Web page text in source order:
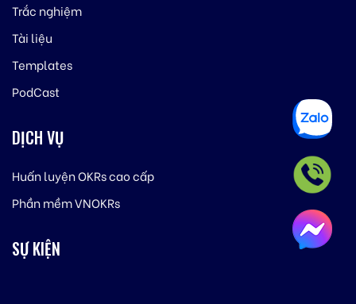
Trắc nghiệm
Tài liệu
Templates
PodCast
DỊCH VỤ
Huấn luyện OKRs cao cấp
Phần mềm VNOKRs
SỰ KIỆN